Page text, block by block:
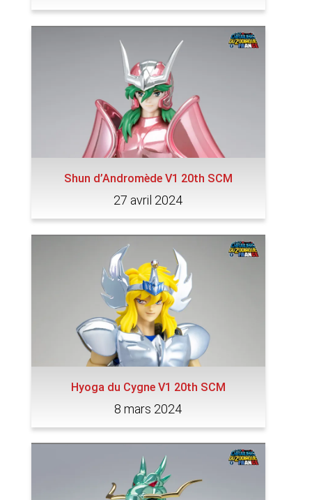
Shun d’Andromède V1 20th SCM
27 avril 2024
Hyoga du Cygne V1 20th SCM
8 mars 2024